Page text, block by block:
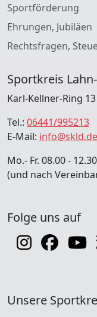
Sportförderung
Ehrungen, Jubiläen
Rechtsfragen,
Sportkreis
Karl-Kellner-Ring
Tel.: 06441/995213
E-Mail: info@skld.de
Mo.- Fr. 08.00 -
(und nach
Folge uns auf
Unsere